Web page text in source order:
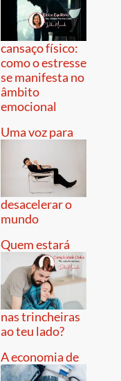
cansaço físico:
como o estresse
se manifesta no
âmbito
emocional
Uma voz para
desacelerar o
mundo
Quem estará
nas trincheiras
ao teu lado?
A economia de